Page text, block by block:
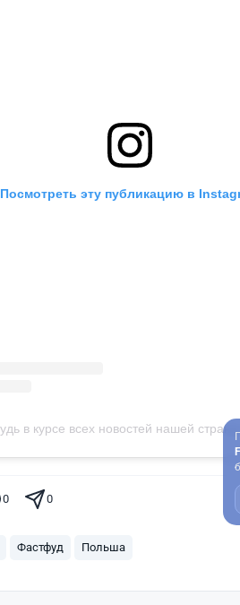
Посмотреть эту публикацию в
0 0
Фастфуд Польша